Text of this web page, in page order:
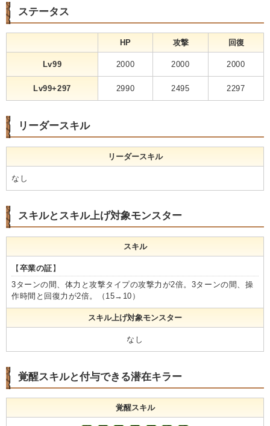
ステータス
HP 攻撃 回復
Lv99 2000 2000 2000
Lv99+297 2990 2495 2297
リーダースキル
リーダースキル
なし
スキルとスキル上げ対象モンスター
スキル
【 卒業の証 】
3ターンの間、体力と攻撃タイプの攻撃力が2倍。3ターンの間、操
作時間と回復力が2倍。（15→10）
スキル上げ対象モンスター
なし
覚醒スキルと付与できる潜在キラー
覚醒スキル